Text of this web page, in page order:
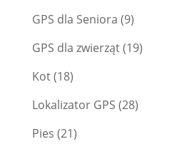
GPS dla Seniora (9)
GPS dla zwierząt(19)
Kot(18)
Lokalizator GPS (28)
Pies (21)